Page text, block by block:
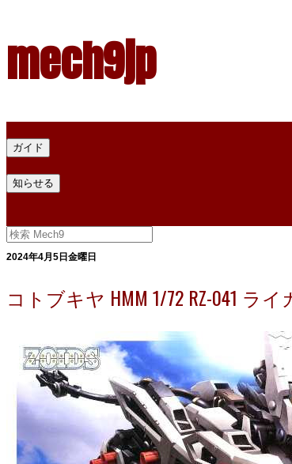
mech9jp
ガイド
知らせる
2024年4月5日金曜日
コトブキヤ HMM 1/72 RZ-041 ラ